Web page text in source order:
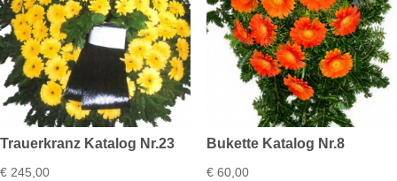
Trauerkranz Katalog Nr.23
€ 245,00
Bukette Katalog Nr.8
€60,00